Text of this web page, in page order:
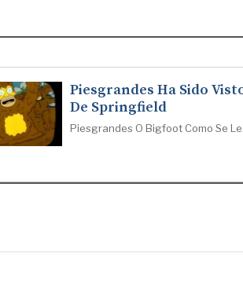
Piesgrandes Ha Sido
De Springfield
Piesgrandes O Bigfoot Como Se Le.